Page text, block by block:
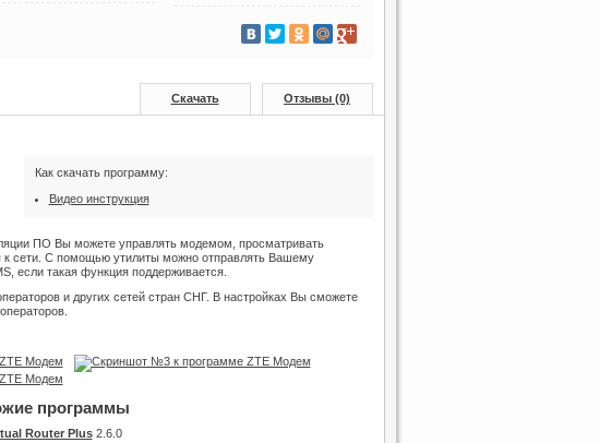
Отзывы (0)
Скачать
Как скачать программу:
Видео инструкция
ПО Вы можете управлять модемом, просматривать
к сети. С помощью утилиты можно отправлять Вашему
если такая функция поддерживается.
и других сетей стран СНГ. В настройках Вы сможете
программы
Router Plus2.6.0